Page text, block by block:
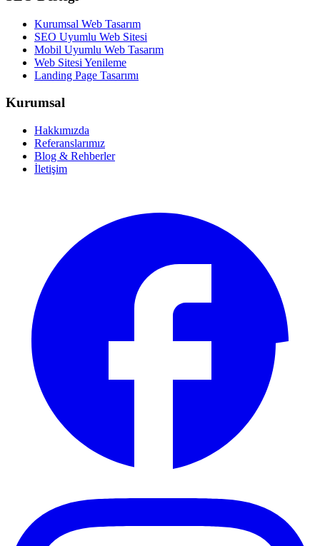
Kurumsal Web Tasarım
SEO Uyumlu Web Sitesi
Mobil Uyumlu Web Tasarım
Web Sitesi Yenileme
Landing Page Tasarımı
Kurumsal
Hakkımızda
Referanslarımız
Blog & Rehberler
İletişim